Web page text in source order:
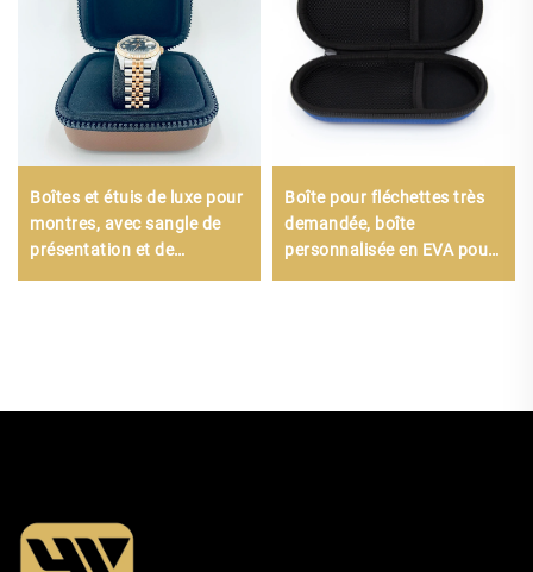
Boîtes et étuis de luxe pour
montres, avec sangle de
présentation et de
Boîte pour fléchettes très
demandée, boîte
personnalisée en EVA pour